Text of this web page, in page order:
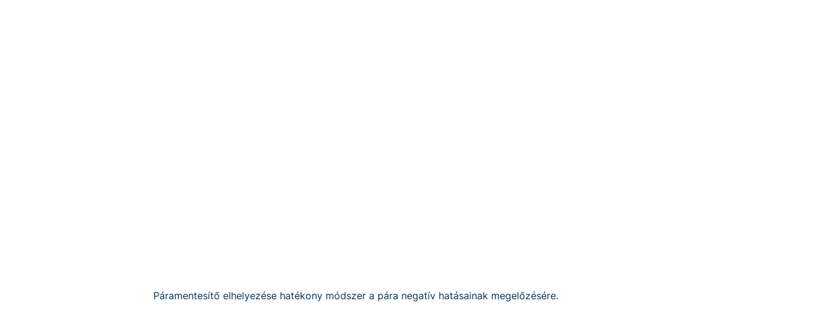
Páramentesítő elhelyezése hatékony módszer a pára negatív hatásainak megelőzésére.